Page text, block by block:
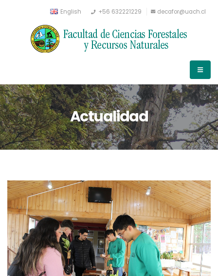
English +56 632221229 decafor@uach.cl
Actualidad